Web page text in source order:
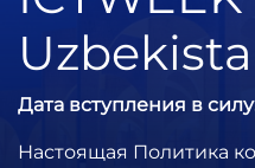
Дата вступления в
Настоящая Политика